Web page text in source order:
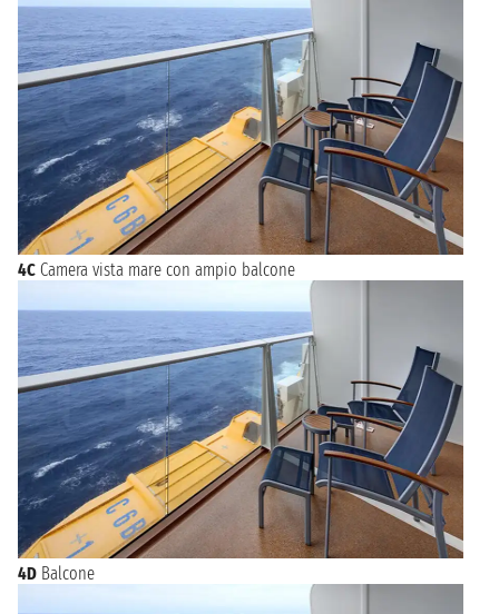
4C Camera vista mare con ampio balcone
4D Balcone